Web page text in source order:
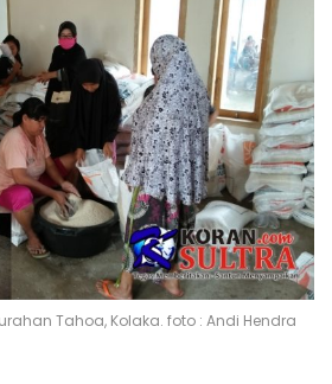
Tahoa, Kolaka. foto : Andi Hendra